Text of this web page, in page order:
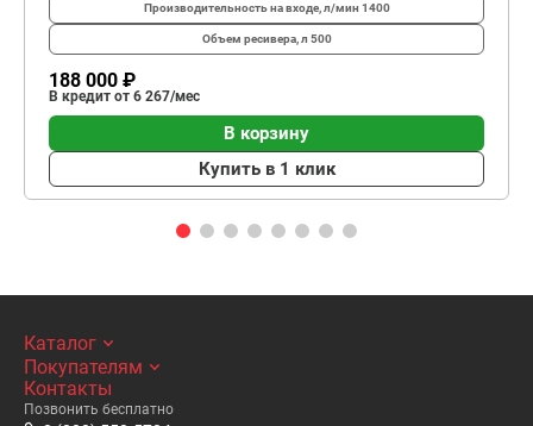
Производительность на входе, л/мин 1400
Объем ресивера, л 500
188 000 ₽
В кредит от 6 267/мес
В корзину
Купить в 1 клик
Каталог
Покупателям
Контакты
Позвонить бесплатно